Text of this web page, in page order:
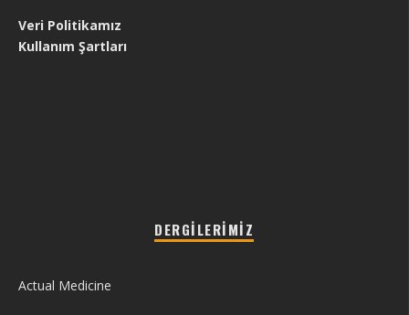
Veri Politikamız
Kullanım Şartları
DERGILERIMIZ
Actual Medicine